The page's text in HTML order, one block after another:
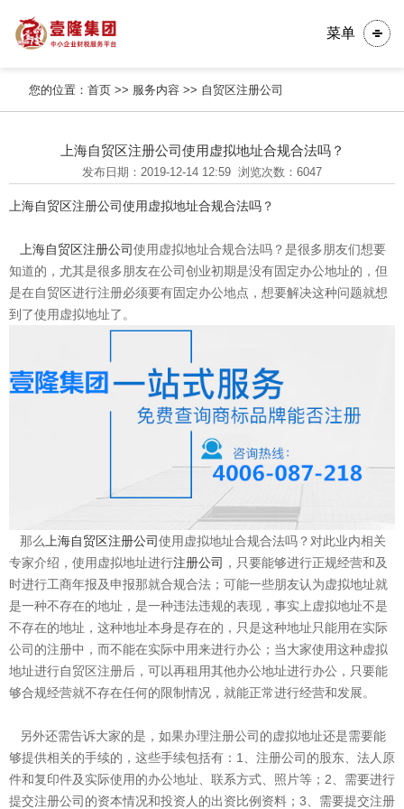
菜单
您的位置：首页 >> 服务内容 >> 自贸区注册公司
上海自贸区注册公司使用虚拟地址合规合法吗？
发布日期：2019-12-14 12:59 浏览次数：6047
上海自贸区注册公司使用虚拟地址合规合法吗？
上海自贸区注册公司使用虚拟地址合规合法吗？是很多朋友们想要
知道的，尤其是很多朋友在公司创业初期是没有固定办公地址的，但
是在自贸区进行注册必须要有固定办公地点，想要解决这种问题就想
到了使用虚拟地址了。
那么 上海自贸区注册公司使用虚拟地址合规合法吗？对此业内相关
专家介绍，使用虚拟地址进行注册公司 ，只要能够进行正规经营和及
时进行工商年报及申报那就合规合法；可能一些朋友认为虚拟地址就
是一种不存在的地址，是一种违法违规的表现，事实上虚拟地址不是
不存在的地址，这种地址本身是存在的，只是这种地址只能用在实际
公司的注册中，而不能在实际中用来进行办公；当大家使用这种虚拟
地址进行自贸区注册后，可以再租用其他办公地址进行办公，只要能
够合规经营就不存在任何的限制情况，就能正常进行经营和发展。
另外还需告诉大家的是，如果办理注册公司的虚拟地址还是需要能
够提供相关的手续的，这些手续包括有：1、注册公司的股东、法人原
件和复印件及实际使用的办公地址、联系方式、照片等；2、需要进行
提交注册公司的资本情况和投资人的出资比例资料；3、需要提交注册